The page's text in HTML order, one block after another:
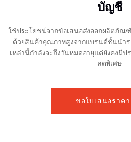
บัญชี
ใช้ประโยชน์จากข้อเสนอส่งออกผลิตภัณ
ด้วยสินค้าคุณภาพสูงจากแบรนด์ชั้นนำ
เหล่านี้กำลังจะถึงวันหมดอายุแต่ยังคงมี
ลดพิเศษ
ขอใบเสนอราคา